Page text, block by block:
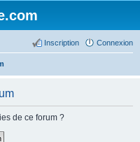
Connexion
Inscription
de ce forum ?